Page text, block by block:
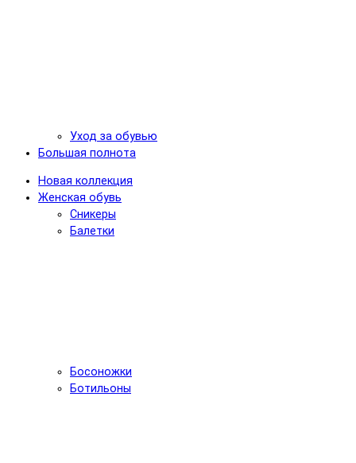
Уход за обувью
Большая полнота
Новая коллекция
Женская обувь
Сникеры
Балетки
Босоножки
Ботильоны